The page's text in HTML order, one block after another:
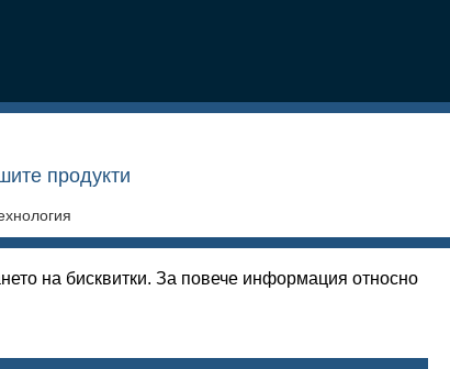
продукти
на качеството
на бисквитки. За повече информация относно